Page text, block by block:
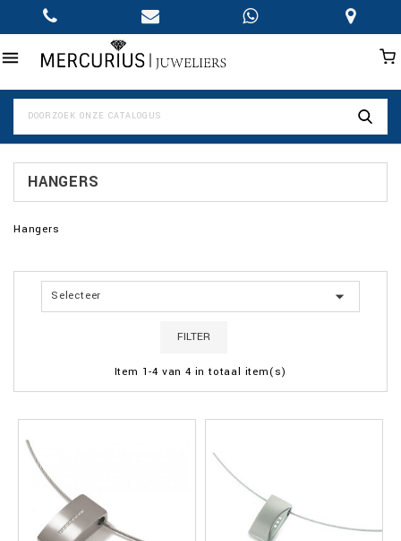

HANGERS
Hangers
Selecteer 
FILTER
Item 1-4 van 4 in totaal item(s)